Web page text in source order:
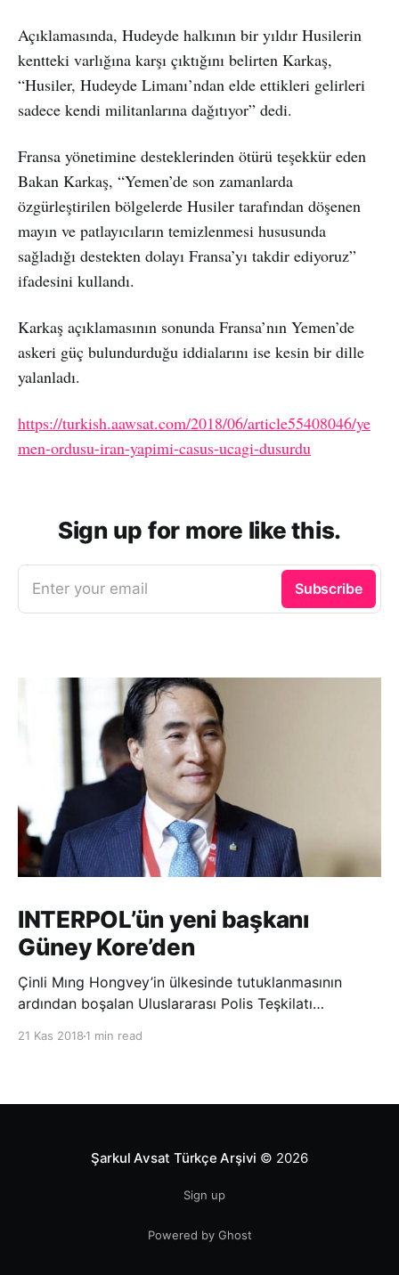
Açıklamasında, Hudeyde halkının bir yıldır Husilerin
kentteki varlığına karşı çıktığını belirten Karkaş,
“Husiler, Hudeyde Limanı’ndan elde ettikleri gelirleri
sadece kendi militanlarına dağıtıyor” dedi.
Fransa yönetimine desteklerinden ötürü teşekkür eden
Bakan Karkaş, “Yemen’de son zamanlarda
özgürleştirilen bölgelerde Husiler tarafından döşenen
mayın ve patlayıcıların temizlenmesi hususunda
sağladığı destekten dolayı Fransa’yı takdir ediyoruz”
ifadesini kullandı.
Karkaş açıklamasının sonunda Fransa’nın Yemen’de
askeri güç bulundurduğu iddialarını ise kesin bir dille
yalanladı.
https://turkish.aawsat.com/2018/06/article55408046/ye
men-ordusu-iran-yapimi-casus-ucagi-dusurdu
Sign up for more like this.
Enter your email Subscribe
INTERPOL’ün yeni başkanı
Güney Kore’den
Çinli Mıng Hongvey’in ülkesinde tutuklanmasının
ardından boşalan Uluslararası Polis Teşkilatı
21 Kas 2018 1 min read
Şarkul Avsat Türkçe Arşivi © 2026
Sign up
Powered by Ghost